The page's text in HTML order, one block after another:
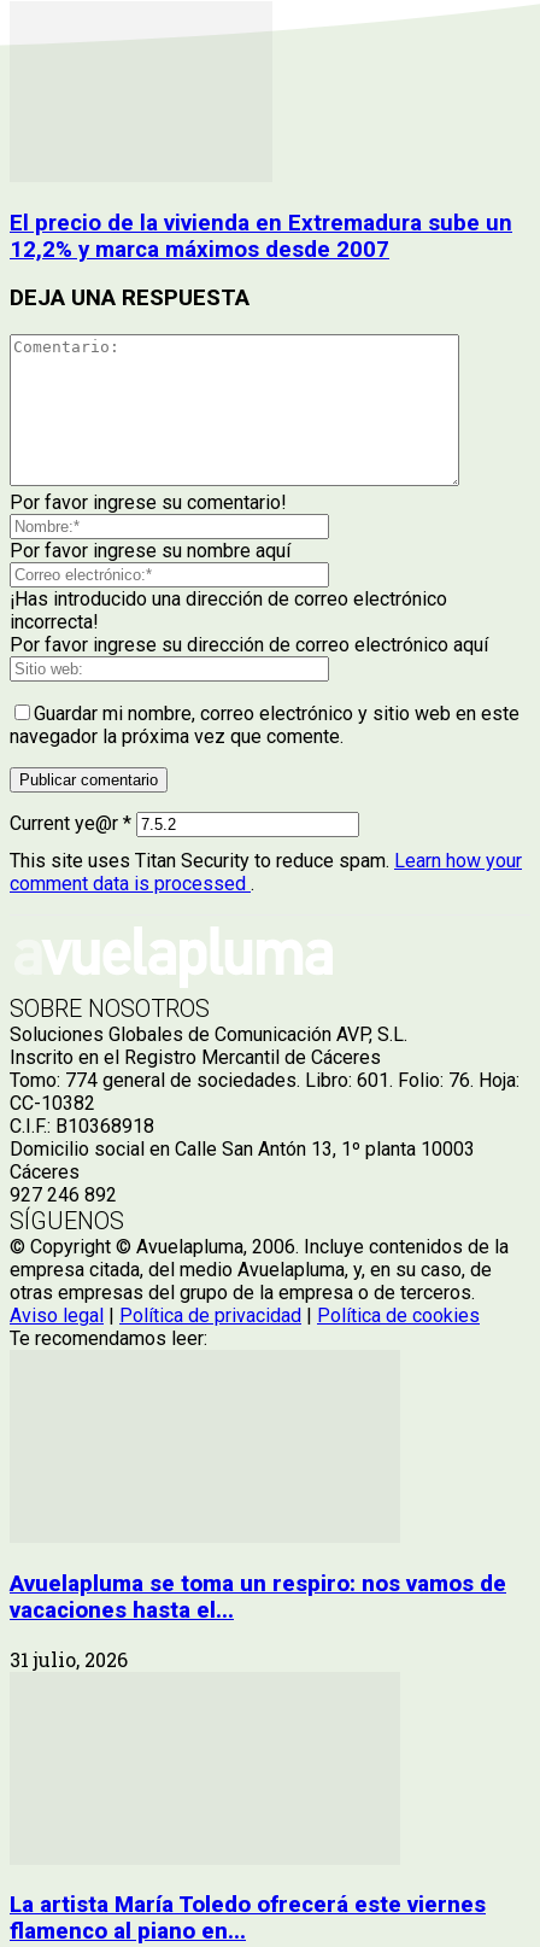
El precio de la vivienda en Extremadura sube un
12,2% y marca máximos desde 2007
DEJA UNA RESPUESTA
Por favor ingrese su comentario!
Por favor ingrese su nombre aquí
¡Has introducido una dirección de correo electrónico
incorrecta!
Por favor ingrese su dirección de correo electrónico aquí
Guardar mi nombre, correo electrónico y sitio web en este
navegador la próxima vez que comente.
Current ye@r *
This site uses Titan Security to reduce spam. Learn how your
comment data is processed .
SOBRE NOSOTROS
Soluciones Globales de Comunicación AVP, S.L.
Inscrito en el Registro Mercantil de Cáceres
Tomo: 774 general de sociedades. Libro: 601. Folio: 76. Hoja:
CC-10382
C.I.F.: B10368918
Domicilio social en Calle San Antón 13, 1º planta 10003
Cáceres
927 246 892
SÍGUENOS
© Copyright © Avuelapluma, 2006. Incluye contenidos de la
empresa citada, del medio Avuelapluma, y, en su caso, de
otras empresas del grupo de la empresa o de terceros.
Aviso legal
Política de privacidad
Política de cookies
Te recomendamos leer:
Avuelapluma se toma un respiro: nos vamos de
vacaciones hasta el...
31 julio, 2026
La artista María Toledo ofrecerá este viernes
flamenco al piano en...